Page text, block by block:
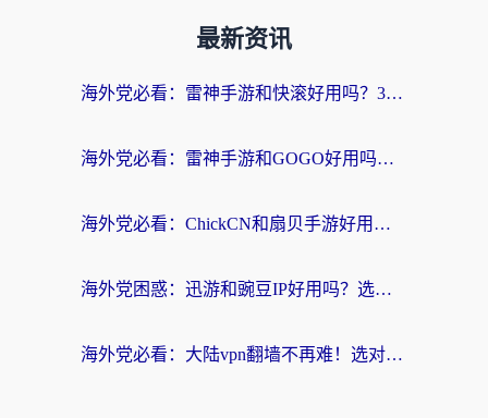
最新资讯
海外党必看：雷神手游和快滚好用吗？3步选对回国加速器无缝刷国内资源
海外党必看：雷神手游和GOGO好用吗？3步选对回国加速器，无缝刷剧玩原神
海外党必看：ChickCN和扇贝手游好用吗？3步选对回国加速器无缝刷国内资源
海外党困惑：迅游和豌豆IP好用吗？选对回国加速器，刷剧游戏再也不卡
海外党必看：大陆vpn翻墙不再难！选对加速器，无缝刷国内资源